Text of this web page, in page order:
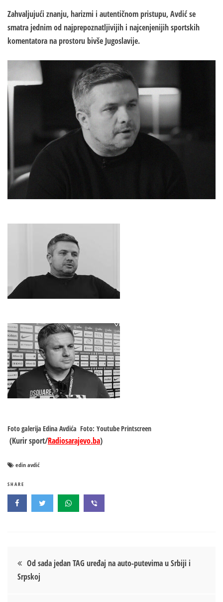
Zahvaljujući znanju, harizmi i autentičnom pristupu, Avdić se
smatra jednim od najprepoznatljivijih i najcenjenijih sportskih
komentatora na prostoru bivše Jugoslavije.
Foto galerija Edina Avdića Foto: Youtube Printscreen
(Kurir sport/Radiosarajevo.ba)
edin avdić
SHARE
Кретање
чланка
Od sada jedan TAG uređaj na auto-putevima u Srbiji i
Srpskoj